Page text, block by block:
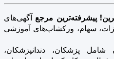
پیشرفته‌ترین مرجع آگهی‌های
سهام، ورکشاپ‌های آموزشی
پزشکان، دندانپزشکان،